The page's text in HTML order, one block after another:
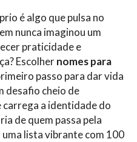
é algo que pulsa no
nunca imaginou um
praticidade e
Escolhernomes para
passo para dar vida
desafio cheio de
a identidade do
de quem passa pela
lista vibrante com 100